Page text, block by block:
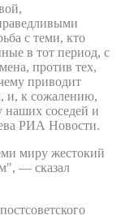
с теми, кто
в тот период, с
против тех,
приводит
и, к сожалению,
наших соседей и
РИА Новости.
миру жестокий
— сказал